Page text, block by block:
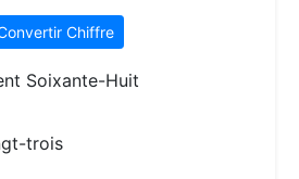
Chiffre
Soixante-Huit
trois